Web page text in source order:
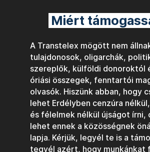
Miért
A Transtelex mögött nem
tulajdonosok, oligarchák,
szereplők, külföldi donoroktól
óriási összegek, fenntartói
olvasók. Hiszünk abban, hogy
lehet Erdélyben cenzúra
és félelmek nélkül újságot írni,
lehet ennek a közösségnek
lapja. Kérjük, legyél te is a
tegyél azért, hogy munkánkat